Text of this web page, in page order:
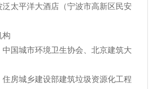
泛太平洋大酒店（宁波市高新区民安
构
中国城市环境卫生协会、北京建筑大
住房城乡建设部建筑垃圾资源化工程